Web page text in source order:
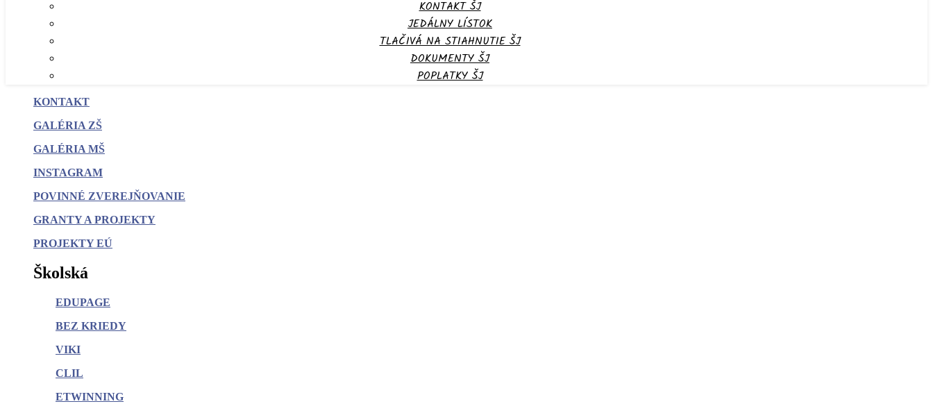
KONTAKT ŠJ
JEDÁLNY LÍSTOK
TLAČIVÁ NA STIAHNUTIE ŠJ
DOKUMENTY ŠJ
POPLATKY ŠJ
KONTAKT
GALÉRIA ZŠ
GALÉRIA MŠ
INSTAGRAM
POVINNÉ ZVEREJŇOVANIE
GRANTY A PROJEKTY
PROJEKTY EÚ
Školská
EDUPAGE
BEZ KRIEDY
VIKI
CLIL
ETWINNING